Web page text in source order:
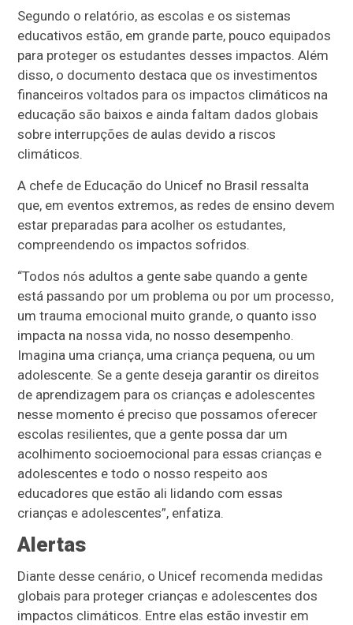
Segundo o relatório, as escolas e os sistemas
educativos estão, em grande parte, pouco equipados
para proteger os estudantes desses impactos. Além
disso, o documento destaca que os investimentos
financeiros voltados para os impactos climáticos na
educação são baixos e ainda faltam dados globais
sobre interrupções de aulas devido a riscos
climáticos.
A chefe de Educação do Unicef no Brasil ressalta
que, em eventos extremos, as redes de ensino devem
estar preparadas para acolher os estudantes,
compreendendo os impactos sofridos.
“Todos nós adultos a gente sabe quando a gente
está passando por um problema ou por um processo,
um trauma emocional muito grande, o quanto isso
impacta na nossa vida, no nosso desempenho.
Imagina uma criança, uma criança pequena, ou um
adolescente. Se a gente deseja garantir os direitos
de aprendizagem para os crianças e adolescentes
nesse momento é preciso que possamos oferecer
escolas resilientes, que a gente possa dar um
acolhimento socioemocional para essas crianças e
adolescentes e todo o nosso respeito aos
educadores que estão ali lidando com essas
crianças e adolescentes”, enfatiza.
Alertas
Diante desse cenário, o Unicef recomenda medidas
globais para proteger crianças e adolescentes dos
impactos climáticos. Entre elas estão investir em